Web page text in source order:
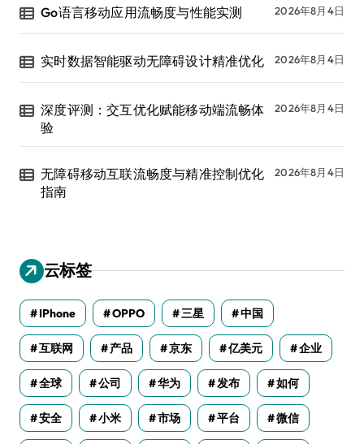
Go语言移动应用流畅度与性能实测 2026年8月4日
实时数据智能驱动无障碍设计精准优化 2026年8月4日
深度评测：交互优化赋能移动端流畅体
验
2026年8月4日
无障碍移动互联流畅度与精准控制优化
指南
2026年8月4日
云标签
IPhone OPPO 三星 中国
互联网 产品 京东 亿美元 企业
全球 公司 华为 发布 如何
安全 小米 市场 平台 微信